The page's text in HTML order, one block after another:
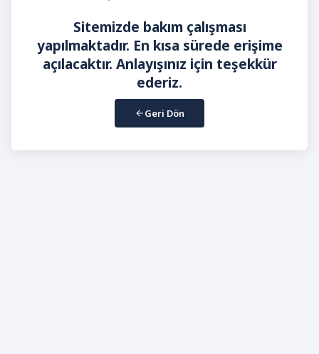
Sitemizde bakım çalışması
yapılmaktadır. En kısa sürede erişime
açılacaktır. Anlayışınız için teşekkür
ederiz.
Geri Dön